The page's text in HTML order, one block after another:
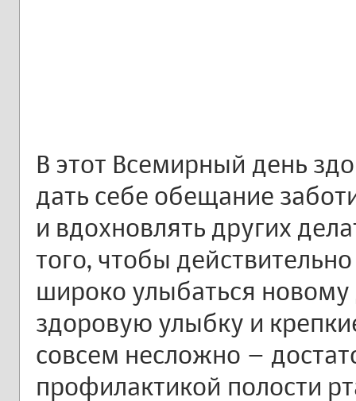
В этот Всемирный день
дать себе обещание
и вдохновлять других
того, чтобы
широко улыбаться
здоровую улыбку и
совсем несложно –
профилактикой полости